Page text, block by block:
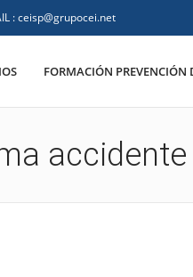
: ceisp@grupocei.net
FORMACIÓN PREVENCIÓN